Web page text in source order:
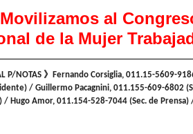
al
de la Mujer
P/NOTAS 》Fernando Corsiglia, 011.15-5609-
/ Guillermo Pacagnini, 011.155-609-6802
/ Hugo Amor, 011.154-528-7044 (Sec. de Prensa)